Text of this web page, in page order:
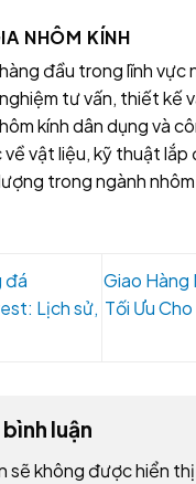
NHÔM KÍNH
đầu trong lĩnh vực
tư vấn, thiết kế
kính dân dụng và
về vật liệu, kỹ thuật
trong ngành nhôm
đá
Lịch sử,
Giao Hàng
Tối Ưu
luận
sẽ không được hiển